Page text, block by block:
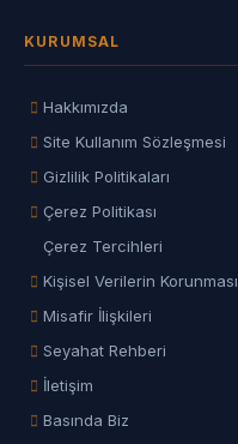
KURUMSAL
Hakkımızda
Site Kullanım Sözleşmesi
Gizlilik Politikaları
Çerez Politikası
Çerez Tercihleri
Kişisel Verilerin Korunması
Misafir İlişkileri
Seyahat Rehberi
İletişim
Basında Biz